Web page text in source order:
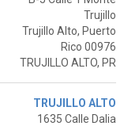
Trujillo
Trujillo Alto, Puerto
Rico 00976
TRUJILLO ALTO, PR
TRUJILLO ALTO
1635 Calle Dalia